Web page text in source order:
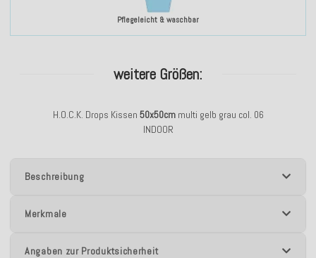
Pflegeleicht & waschbar
weitere Größen:
H.O.C.K. Drops Kissen 50x50cmmulti gelb grau col. 06
INDOOR
Beschreibung
Merkmale
Angaben zur Produktsicherheit